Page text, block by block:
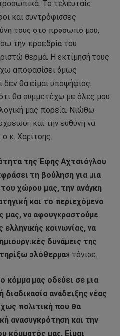
Το τελευταίο
και συντρόφισσες
τους στο πρόσωπό μου,
την προεδρία του
θερμά. Η εκτίμησή τους
αποφασίσει όμως
θα είμαι υποψήφιος.
θα συμμετέχω με όλες μου
μας πορεία. Νιώθω
και την ευθύνη να
κ. Χαρίτσης.
της Έφης Αχτσιόγλου
τη βούληση για μια
χώρου μας, την ανάγκη
και το περιεχόμενο
μας, να αφουγκραστούμε
ελληνικής κοινωνίας, να
δυνάμεις της
ολόθερμα» τόνισε.
κόμμα μας οδεύει σε μια
διαδικασία ανάδειξης νέας
πολιτική που θα
ανασυγκρότηση και την
κόμματός μας. Είμαι